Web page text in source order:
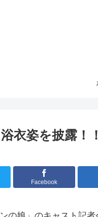
衣姿を披露！
Facebook